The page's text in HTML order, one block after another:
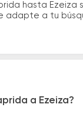
hasta Ezeiza
adapte a tu
a Ezeiza?